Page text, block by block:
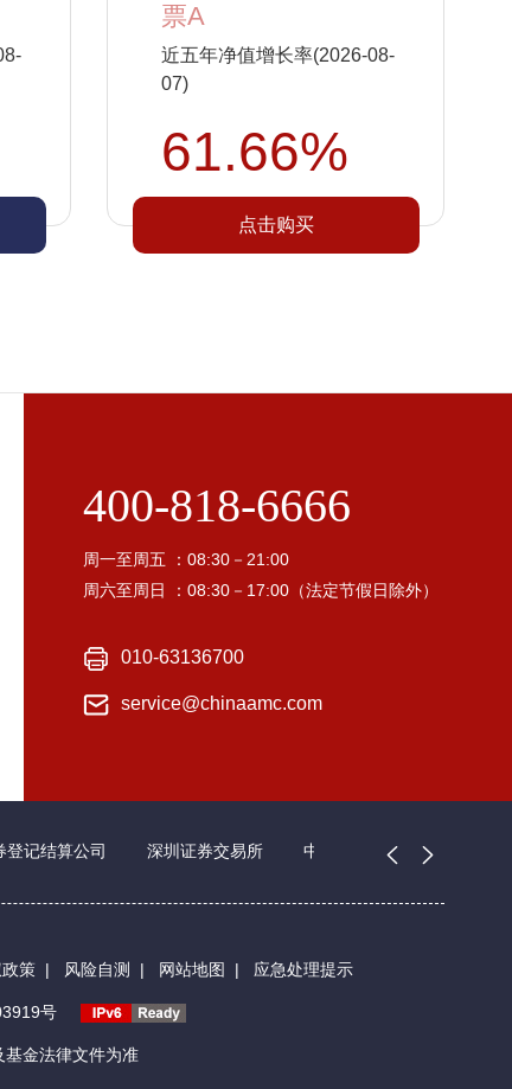
票A
近五年净值增长率(2026-08-
07)
61.66%
点击购买
400-818-6666
周一至周五 ：08:30－21:00
周六至周日 ：08:30－17:00（法定节假日除外）
010-63136700
service@chinaamc.com
登记结算公司 深圳证券交易所 中国证券业协会
策 | 风险自测 | 网站地图 | 应急处理提示
号
基金法律文件为准